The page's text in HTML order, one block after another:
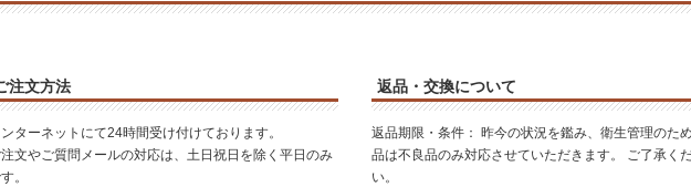
注文方法
ターネットにて24時間受け付けております。
文やご質問メールの対応は、土日祝日を除く平日のみ
。
返品・交換について
返品期限・条件： 昨今の状況を鑑み、衛生管理のた
品は不良品のみ対応させていただきます。 ご了承く
い。